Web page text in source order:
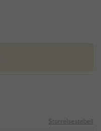
Storrelsestabell